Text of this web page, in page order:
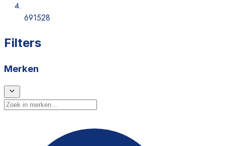
691528
Filters
Merken